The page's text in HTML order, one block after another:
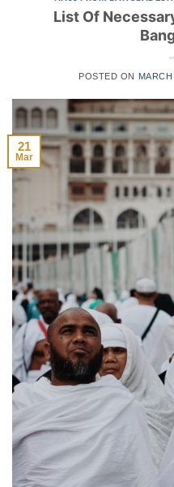
List Of
POSTED ON
21
Mar